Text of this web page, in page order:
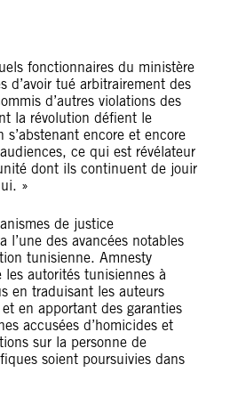
fonctionnaires du ministère
d’avoir tué arbitrairement des
d’autres violations des
la révolution défient le
s’abstenant encore et encore
ce qui est révélateur
dont ils continuent de jouir
»
de justice
l’une des avancées notables
tunisienne. Amnesty
autorités tunisiennes à
en traduisant les auteurs
en apportant des garanties
accusées d’homicides et
sur la personne de
soient poursuivies dans